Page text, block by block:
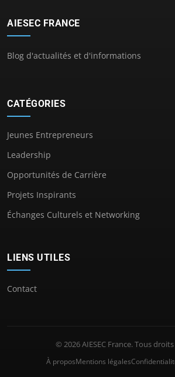
AIESEC FRANCE
Blog d'actualités et d'informations
CATÉGORIES
Jeunes Entrepreneurs
Leadership
Opportunités de Carrière
Projets Inspirants
Échanges Culturels et Networking
LIENS UTILES
Contact
© 2026 AIESEC France. Tous
À proposMentions légales